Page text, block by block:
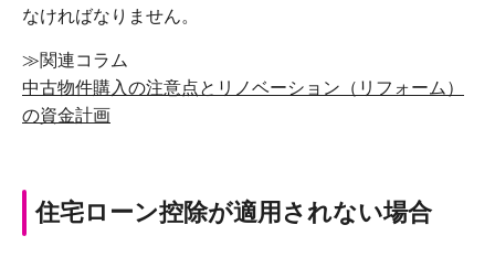
なければなりません。
≫関連コラム
中古物件購入の注意点とリノベーション（リフォーム）
の資金計画
住宅ローン控除が適用されない場合